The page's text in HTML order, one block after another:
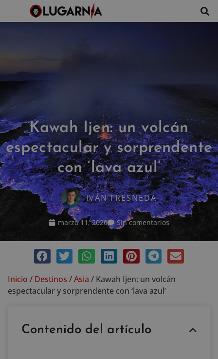
Kawah Ijen: un volcán
espectacular y sorprendente
con ‘lava azul’
IVÁN FRESNEDA
marzo 11, 2020 Sin comentarios
Inicio / Destinos /Asia / Kawah Ijen: un volcán
espectacular y sorprendente con ‘lava azul’
Contenido del artículo